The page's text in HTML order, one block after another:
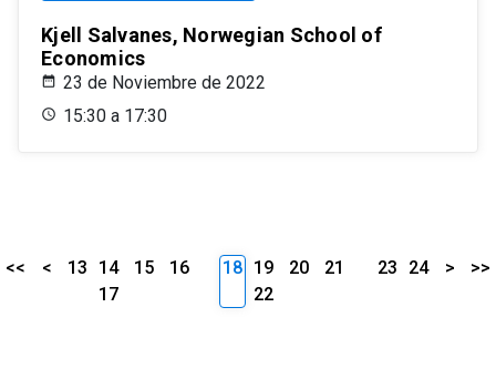
Kjell Salvanes, Norwegian School of
Economics
23 de Noviembre de 2022
15:30 a 17:30
<< < 13 14 15
16
17
18 19 20
21
22
23 24 > >>